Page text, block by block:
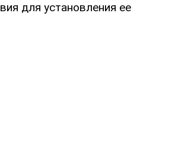
для установления ее